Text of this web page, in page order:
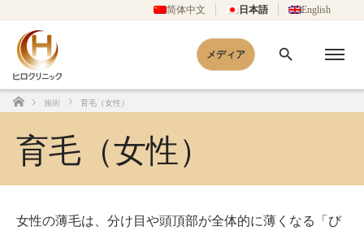
简体中文 日本語 English
メディア
ホーム
施術 育毛（女性）
育毛（女性）
女性の薄毛は、分け目や頭頂部が全体的に薄くなる「び